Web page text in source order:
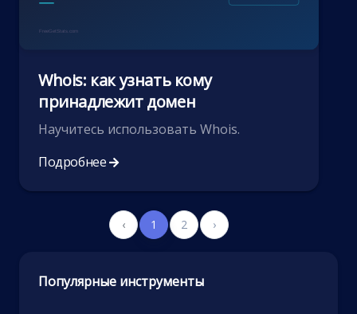
Whois: как узнать кому
принадлежит домен
Научитесь использовать Whois.
Подробнее
‹ 1 2 ›
Популярные инструменты